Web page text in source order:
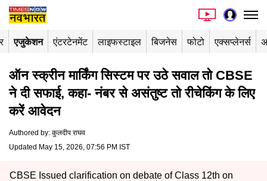
एजुकेशन एंटरटेनमेंट लाइफस्टाइल बिजनेस फोटो एक्सप्लेनर्स
ऑन स्क्रीन मार्किंग सिस्टम पर उठे सवाल तो CBSE
ने दी सफाई, कहा- नंबर से असंतुष्ट तो रीचेकिंग के लिए
करें आवेदन
Authored by: कुलदीप राघव
Updated May 15, 2026, 07:56 PM IST
CBSE Issued clarification on debate of Class 12th on